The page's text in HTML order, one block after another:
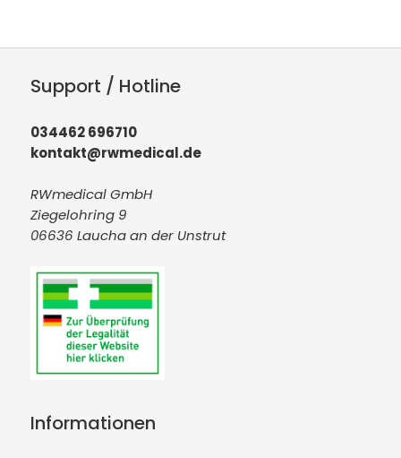
Support / Hotline
034462 696710
kontakt@rwmedical.de
RWmedical GmbH
Ziegelohring 9
06636 Laucha an der Unstrut
Informationen